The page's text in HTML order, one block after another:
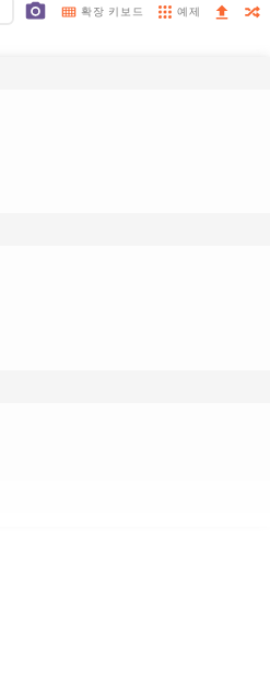
확장 키보드 예제